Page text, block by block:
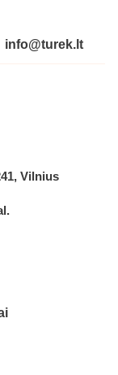
info@turek.lt
Vilnius